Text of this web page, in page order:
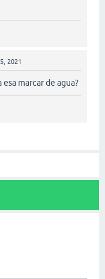
2021
marcar de agua?